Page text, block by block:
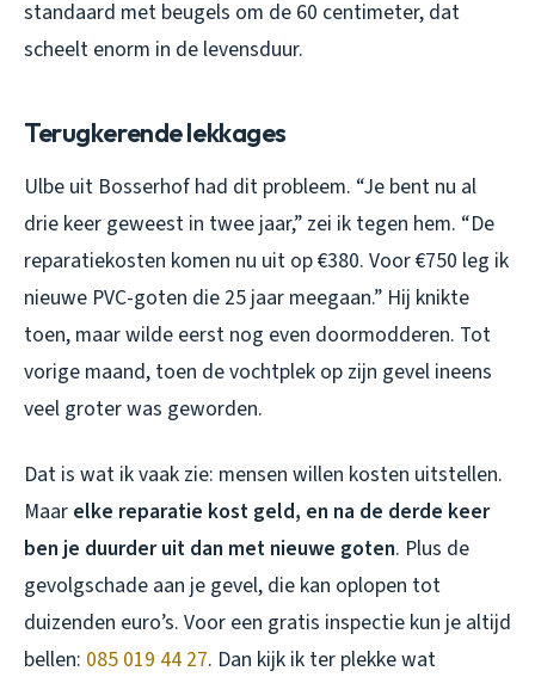
standaard met beugels om de 60 centimeter, dat
scheelt enorm in de levensduur.
Terugkerende lekkages
Ulbe uit Bosserhof had dit probleem. “Je bent nu al
drie keer geweest in twee jaar,” zei ik tegen hem. “De
reparatiekosten komen nu uit op €380. Voor €750 leg ik
nieuwe PVC-goten die 25 jaar meegaan.” Hij knikte
toen, maar wilde eerst nog even doormodderen. Tot
vorige maand, toen de vochtplek op zijn gevel ineens
veel groter was geworden.
Dat is wat ik vaak zie: mensen willen kosten uitstellen.
Maar elke reparatie kost geld, en na de derde keer
ben je duurder uit dan met nieuwe goten. Plus de
gevolgschade aan je gevel, die kan oplopen tot
duizenden euro’s. Voor een gratis inspectie kun je altijd
bellen: 085 019 44 27. Dan kijk ik ter plekke wat